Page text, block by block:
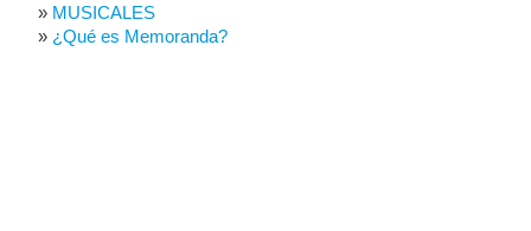
MUSICALES
¿Qué es Memoranda?